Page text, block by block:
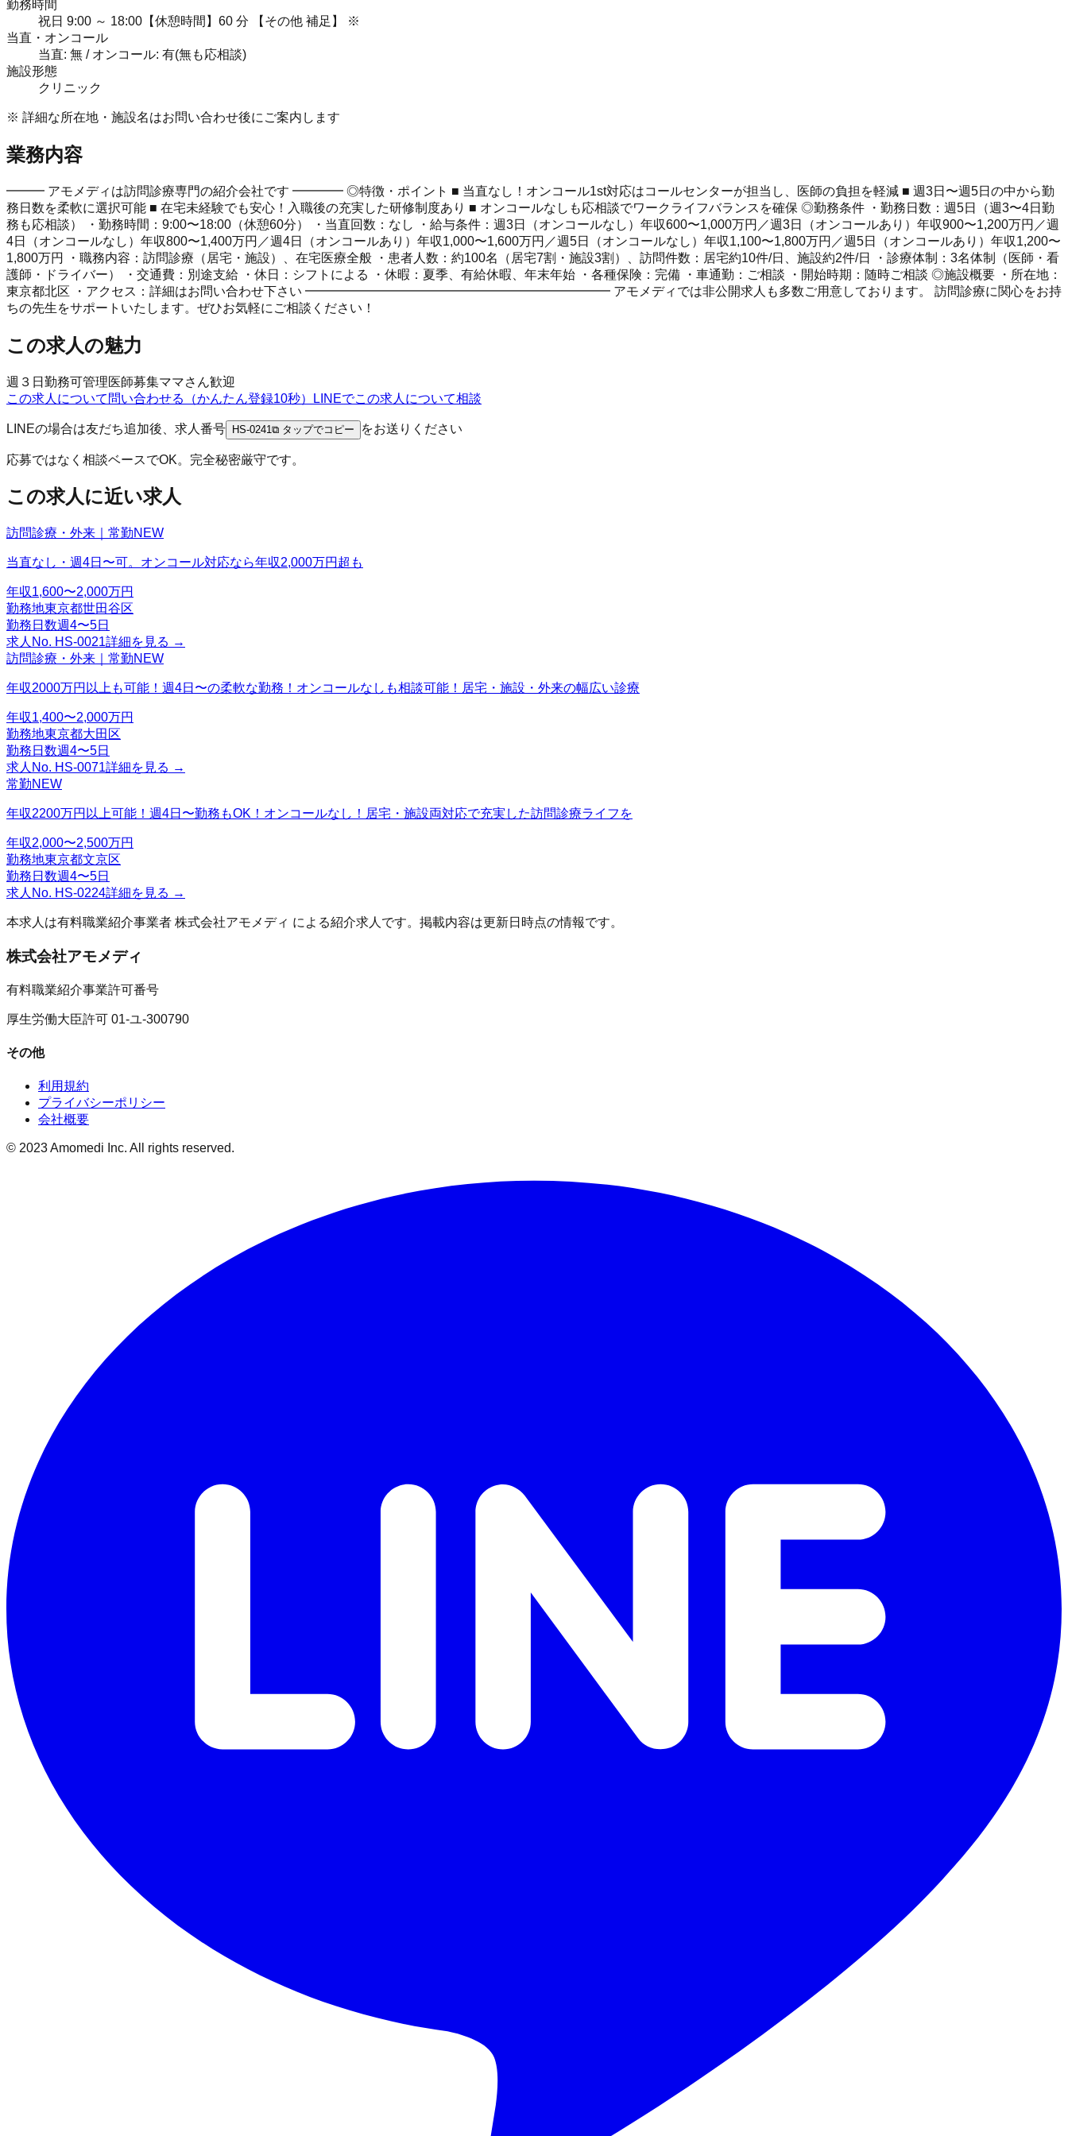
勤務時間
祝日 9:00 ～ 18:00【休憩時間】60 分 【その他 補足】 ※
当直・オンコール
当直: 無 / オンコール: 有(無も応相談)
施設形態
クリニック
※ 詳細な所在地・施設名はお問い合わせ後にご案内します
業務内容
━━━ アモメディは訪問診療専門の紹介会社です ━━━━ ◎特徴・ポイント ■ 当直なし！オンコール1st対応はコールセンターが担当し、医師の負担を軽減 ■ 週3日〜週5日の中から勤
務日数を柔軟に選択可能 ■ 在宅未経験でも安心！入職後の充実した研修制度あり ■ オンコールなしも応相談でワークライフバランスを確保 ◎勤務条件 ・勤務日数：週5日（週3〜4日勤
務も応相談） ・勤務時間：9:00〜18:00（休憩60分） ・当直回数：なし ・給与条件：週3日（オンコールなし）年収600〜1,000万円／週3日（オンコールあり）年収900〜1,200万円／週
4日（オンコールなし）年収800〜1,400万円／週4日（オンコールあり）年収1,000〜1,600万円／週5日（オンコールなし）年収1,100〜1,800万円／週5日（オンコールあり）年収1,200〜
1,800万円 ・職務内容：訪問診療（居宅・施設）、在宅医療全般 ・患者人数：約100名（居宅7割・施設3割）、訪問件数：居宅約10件/日、施設約2件/日 ・診療体制：3名体制（医師・看
護師・ドライバー） ・交通費：別途支給 ・休日：シフトによる ・休暇：夏季、有給休暇、年末年始 ・各種保険：完備 ・車通勤：ご相談 ・開始時期：随時ご相談 ◎施設概要 ・所在地：
東京都北区 ・アクセス：詳細はお問い合わせ下さい ━━━━━━━━━━━━━━━━━━━━━━━━ アモメディでは非公開求人も多数ご用意しております。 訪問診療に関心をお持
ちの先生をサポートいたします。ぜひお気軽にご相談ください！
この求人の魅力
週３日勤務可管理医師募集ママさん歓迎
この求人について問い合わせる（かんたん登録10秒）
LINEでこの求人について相談
LINEの場合は友だち追加後、求人番号 HS-0241⧉ タップでコピー をお送りください
応募ではなく相談ベースでOK。完全秘密厳守です。
この求人に近い求人
訪問診療・外来｜常勤NEW
当直なし・週4日〜可。オンコール対応なら年収2,000万円超も
年収1,600〜2,000万円
勤務地東京都世田谷区
勤務日数週4〜5日
求人No. HS-0021詳細を見る →
訪問診療・外来｜常勤NEW
年収2000万円以上も可能！週4日〜の柔軟な勤務！オンコールなしも相談可能！居宅・施設・外来の幅広い診療
年収1,400〜2,000万円
勤務地東京都大田区
勤務日数週4〜5日
求人No. HS-0071詳細を見る →
常勤NEW
年収2200万円以上可能！週4日〜勤務もOK！オンコールなし！居宅・施設両対応で充実した訪問診療ライフを
年収2,000〜2,500万円
勤務地東京都文京区
勤務日数週4〜5日
求人No. HS-0224詳細を見る →
本求人は有料職業紹介事業者 株式会社アモメディ による紹介求人です。掲載内容は更新日時点の情報です。
株式会社アモメディ
有料職業紹介事業許可番号
厚生労働大臣許可 01-ユ-300790
その他
利用規約
プライバシーポリシー
会社概要
© 2023 Amomedi Inc. All rights reserved.